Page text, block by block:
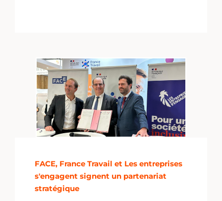
FACE, France Travail et Les entreprises
s'engagent signent un partenariat
stratégique